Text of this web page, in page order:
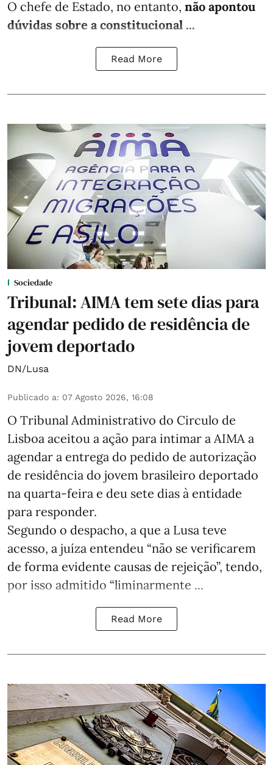
O chefe de Estado, no entanto, não apontou
dúvidas sobre a constitucional ...
Read More
Sociedade
Tribunal: AIMA tem sete dias para
agendar pedido de residência de
jovem deportado
DN/Lusa
Publicado a: 07 Agosto 2026, 16:08
O Tribunal Administrativo do Circulo de
Lisboa aceitou a ação para intimar a AIMA a
agendar a entrega do pedido de autorização
de residência do jovem brasileiro deportado
na quarta-feira e deu sete dias à entidade
para responder.
Segundo o despacho, a que a Lusa teve
acesso, a juíza entendeu “não se verificarem
de forma evidente causas de rejeição”, tendo,
por isso admitido “liminarmente ...
Read More